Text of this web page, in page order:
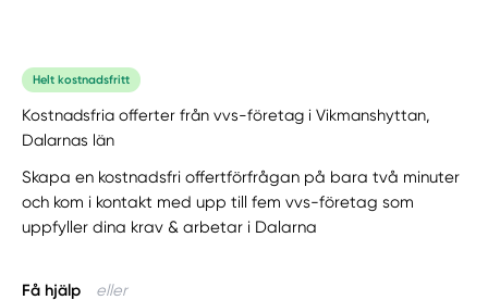
Helt kostnadsfritt
Kostnadsfria offerter från vvs-företag i Vikmanshyttan,
Dalarnas län
Skapa en kostnadsfri offertförfrågan på bara två minuter
och kom i kontakt med upp till fem vvs-företag som
uppfyller dina krav & arbetar i Dalarna
Få hjälp eller